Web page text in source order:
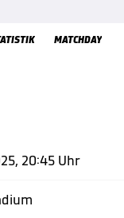
MATCHDAY
20:45 Uhr